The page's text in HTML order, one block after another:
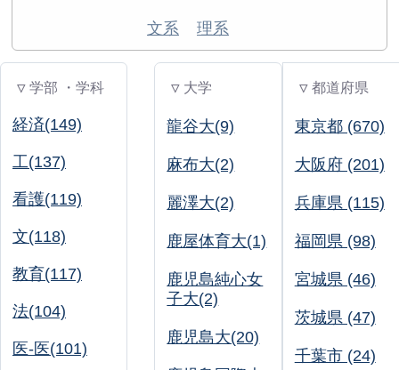
文系 理系
▽ 学部 ・学科
経済(149)
工(137)
看護(119)
文(118)
教育(117)
法(104)
医-医(101)
▽ 大学
龍谷大(9)
麻布大(2)
麗澤大(2)
鹿屋体育大(1)
鹿児島純心女
子大(2)
鹿児島大(20)
▽ 都道府県
東京都 (670)
大阪府 (201)
兵庫県 (115)
福岡県 (98)
宮城県 (46)
茨城県 (47)
千葉市 (24)